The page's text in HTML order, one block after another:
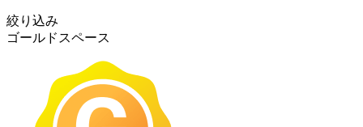
絞り込み
ゴールドスペース